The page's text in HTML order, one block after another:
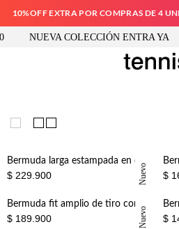
10%OFF EXTRA POR COMPRAS DE 4
NUEVA COLECCIÓN ENTRA YA
Nuevo
Bermuda larga estampada en denim para mujer
$ 229.900 $
Nuevo
Bermuda fit amplio de tiro corto con estampado floral en algodón beige para mujer
$ 189.900 $